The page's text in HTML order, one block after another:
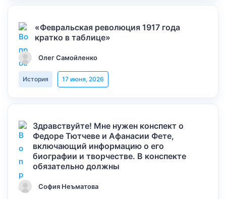
«Февральская революция 1917 года
кратко в таблице»
Олег Самойленко
История 17 июня, 2026
Здравствуйте! Мне нужен конспект о
Федоре Тютчеве и Афанасии Фете,
включающий информацию о его
биографии и творчестве. В конспекте
обязательно должны
София Неъматова